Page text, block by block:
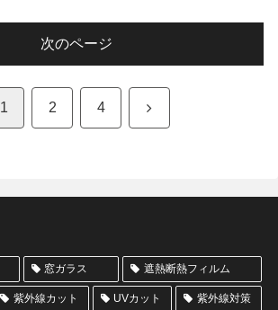
次のページ
1 2 4 次
窓ガラス 遮熱断熱フィルム
紫外線カット UVカット 紫外線対策